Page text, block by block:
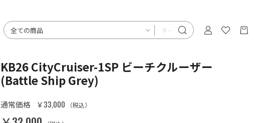
KB26 CityCruiser-1SP ビーチクルーザー
(Battle Ship Grey)
通常価格 ￥33,000 （税込）